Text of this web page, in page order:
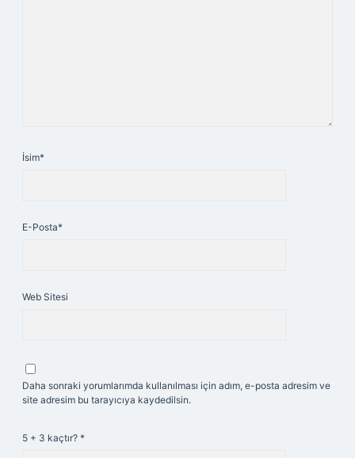
İsim*
E-Posta*
Web Sitesi
Daha sonraki yorumlarımda kullanılması için adım, e-posta adresim ve
site adresim bu tarayıcıya kaydedilsin.
5 + 3 kaçtır? *